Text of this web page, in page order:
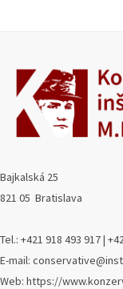
Bajkalská 25
821 05 Bratislava
Tel.: +421 918 493 917 |
E-mail:
Web: https://